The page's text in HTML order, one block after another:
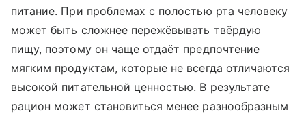
питание. При проблемах с полостью рта человеку
может быть сложнее пережёвывать твёрдую
пищу, поэтому он чаще отдаёт предпочтение
мягким продуктам, которые не всегда отличаются
высокой питательной ценностью. В результате
рацион может становиться менее разнообразным